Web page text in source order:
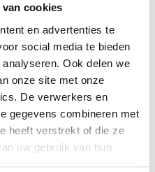
cookies
en advertenties te
social media te bieden
Ook delen we
onze site met onze
De verwerkers en
gegevens combineren met
heeft verstrekt of die ze
uw gebruik van hun